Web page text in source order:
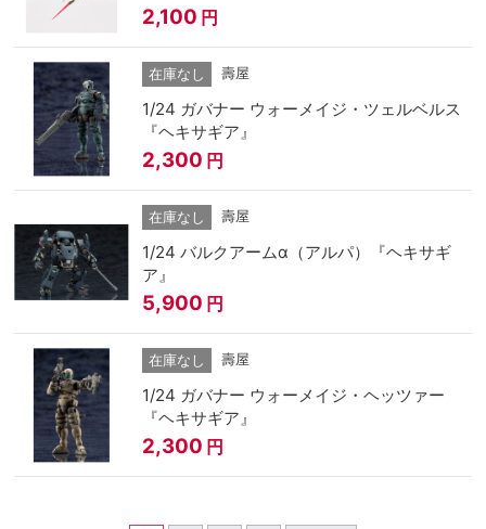
2,100 円
在庫なし 壽屋
1/24 ガバナー ウォーメイジ・ツェルベルス
『ヘキサギア』
2,300 円
在庫なし 壽屋
1/24 バルクアームα（アルパ）『ヘキサギ
ア』
5,900 円
在庫なし 壽屋
1/24 ガバナー ウォーメイジ・ヘッツァー
『ヘキサギア』
2,300 円